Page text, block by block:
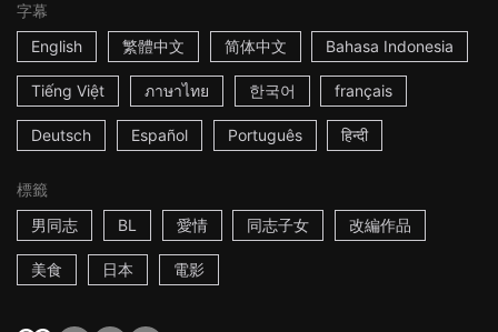
字幕
English
繁體中文 简体中文 Bahasa Indonesia
Tiếng Việt ภาษาไทย 한국어 français
Deutsch Español Português हिन्दी
標籤
男同志
BL 愛情 同志子女 改編作品
美食 日本 電影